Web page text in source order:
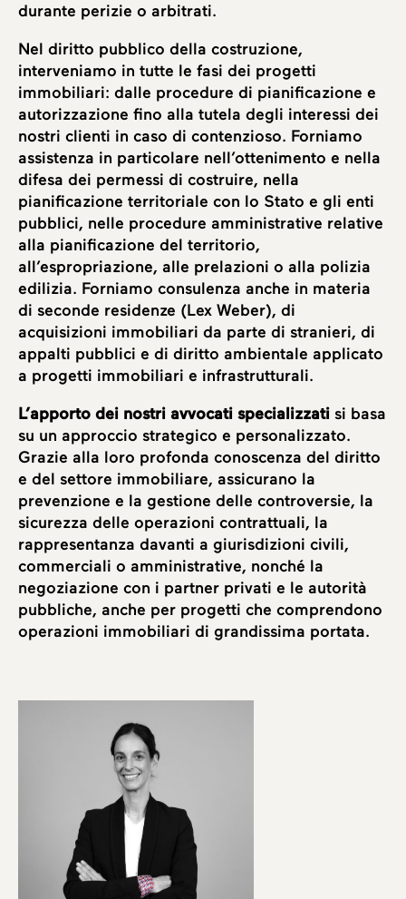
durante perizie o arbitrati.
Nel diritto pubblico della costruzione,
interveniamo in tutte le fasi dei progetti
immobiliari: dalle procedure di pianificazione e
autorizzazione fino alla tutela degli interessi dei
nostri clienti in caso di contenzioso. Forniamo
assistenza in particolare nell’ottenimento e nella
difesa dei permessi di costruire, nella
pianificazione territoriale con lo Stato e gli enti
pubblici, nelle procedure amministrative relative
alla pianificazione del territorio,
all’espropriazione, alle prelazioni o alla polizia
edilizia. Forniamo consulenza anche in materia
di seconde residenze (Lex Weber), di
acquisizioni immobiliari da parte di stranieri, di
appalti pubblici e di diritto ambientale applicato
a progetti immobiliari e infrastrutturali.
L’apporto dei nostri avvocati specializzati si basa
su un approccio strategico e personalizzato.
Grazie alla loro profonda conoscenza del diritto
e del settore immobiliare, assicurano la
prevenzione e la gestione delle controversie, la
sicurezza delle operazioni contrattuali, la
rappresentanza davanti a giurisdizioni civili,
commerciali o amministrative, nonché la
negoziazione con i partner privati e le autorità
pubbliche, anche per progetti che comprendono
operazioni immobiliari di grandissima portata.